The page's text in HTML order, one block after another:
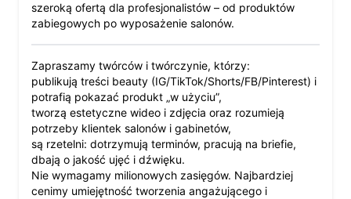
szeroką ofertą dla profesjonalistów – od produktów
zabiegowych po wyposażenie salonów.
Zapraszamy twórców i twórczynie, którzy:
publikują treści beauty (IG/TikTok/Shorts/FB/Pinterest) i
potrafią pokazać produkt „w użyciu”,
tworzą estetyczne wideo i zdjęcia oraz rozumieją
potrzeby klientek salonów i gabinetów,
są rzetelni: dotrzymują terminów, pracują na briefie,
dbają o jakość ujęć i dźwięku.
Nie wymagamy milionowych zasięgów. Najbardziej
cenimy umiejętność tworzenia angażującego i